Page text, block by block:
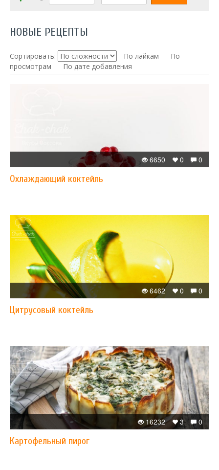
НОВЫЕ РЕЦЕПТЫ
Сортировать: По лайкам
По
просмотрам
По дате добавления
0
0
6650
Охлаждающий коктейль
0
0
6462
Цитрусовый коктейль
0
3
16232
Картофельный пирог